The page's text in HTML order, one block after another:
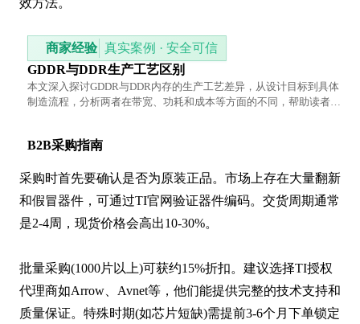
效方法。
商家经验 真实案例 · 安全可信
GDDR与DDR生产工艺区别
本文深入探讨GDDR与DDR内存的生产工艺差异，从设计目标到具体
制造流程，分析两者在带宽、功耗和成本等方面的不同，帮助读者理
B2B采购指南
采购时首先要确认是否为原装正品。市场上存在大量翻新
和假冒器件，可通过TI官网验证器件编码。交货周期通常
是2-4周，现货价格会高出10-30%。
批量采购(1000片以上)可获约15%折扣。建议选择TI授权
代理商如Arrow、Avnet等，他们能提供完整的技术支持和
质量保证。特殊时期(如芯片短缺)需提前3-6个月下单锁定